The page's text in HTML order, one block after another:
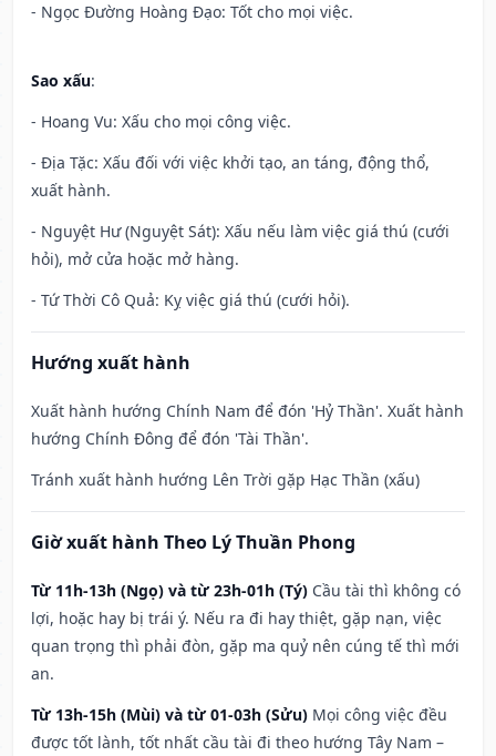
- Ngọc Đường Hoàng Đạo: Tốt cho mọi việc.
Sao xấu:
- Hoang Vu: Xấu cho mọi công việc.
- Địa Tặc: Xấu đối với việc khởi tạo, an táng, động thổ,
xuất hành.
- Nguyệt Hư (Nguyệt Sát): Xấu nếu làm việc giá thú (cưới
hỏi), mở cửa hoặc mở hàng.
- Tứ Thời Cô Quả: Kỵ việc giá thú (cưới hỏi).
Hướng xuất hành
Xuất hành hướng Chính Nam để đón 'Hỷ Thần'. Xuất hành
hướng Chính Đông để đón 'Tài Thần'.
Tránh xuất hành hướng Lên Trời gặp Hạc Thần (xấu)
Giờ xuất hành Theo Lý Thuần Phong
Từ 11h-13h (Ngọ) và từ 23h-01h (Tý) Cầu tài thì không có
lợi, hoặc hay bị trái ý. Nếu ra đi hay thiệt, gặp nạn, việc
quan trọng thì phải đòn, gặp ma quỷ nên cúng tế thì mới
an.
Từ 13h-15h (Mùi) và từ 01-03h (Sửu) Mọi công việc đều
được tốt lành, tốt nhất cầu tài đi theo hướng Tây Nam –